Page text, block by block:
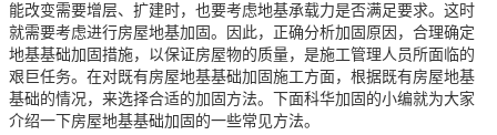
能改变需要增层、扩建时，也要考虑地基承载力是否满足要求。这时
就需要考虑进行房屋地基加固。因此，正确分析加固原因，合理确定
地基基础加固措施，以保证房屋物的质量，是施工管理人员所面临的
艰巨任务。在对既有房屋地基基础加固施工方面，根据既有房屋地基
基础的情况，来选择合适的加固方法。下面科华加固的小编就为大家
介绍一下房屋地基基础加固的一些常见方法。